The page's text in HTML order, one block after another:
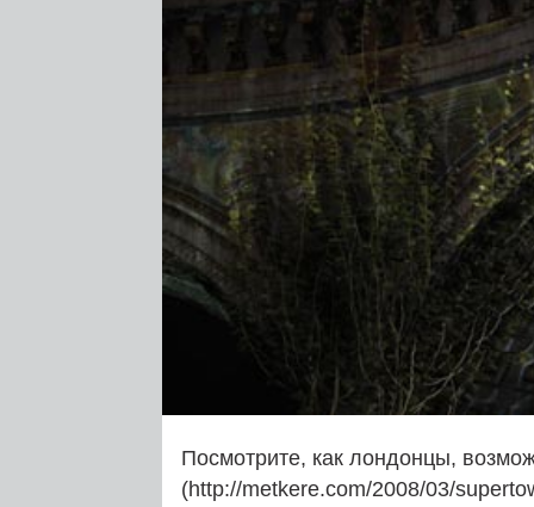
Посмотрите, как лондонцы,
(http://metkere.com/2008/03/